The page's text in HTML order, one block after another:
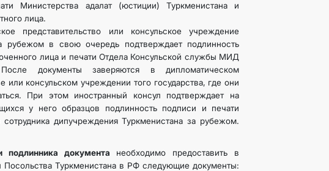
Министерства адалат (юстиции) Туркменистана и
лица.
представительство или консульское учреждение
рубежом в свою очередь подтверждает подлинность
лица и печати Отдела Консульской службы МИД
После документы заверяются в дипломатическом
или консульском учреждении того государства, где они
При этом иностранный консул подтверждает на
у него образцов подлинность подписи и печати
сотрудника дипучреждения Туркменистана за рубежом.
подлинника документа необходимо предоставить в
Посольства Туркменистана в РФ следующие документы: